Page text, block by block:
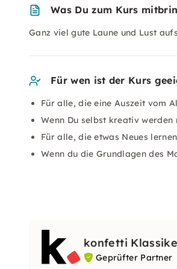
Was Du zum Kurs
Ganz viel gute Laune und Lust
Für wen ist der Kurs
Für alle, die eine Auszeit vom
Wenn Du selbst kreativ werden
Für alle, die etwas Neues
Wenn du die Grundlagen des
konfetti
Geprüfter Partner